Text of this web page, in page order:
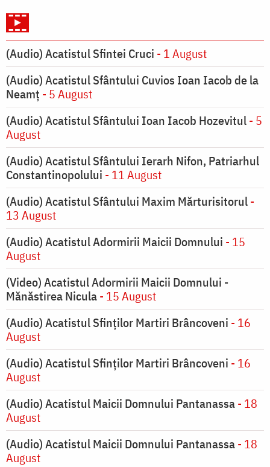
(Audio) Acatistul Sfintei Cruci - 1 August
(Audio) Acatistul Sfântului Cuvios Ioan Iacob de la
Neamț - 5 August
(Audio) Acatistul Sfântului Ioan Iacob Hozevitul- 5
August
(Audio) Acatistul Sfântului Ierarh Nifon, Patriarhul
Constantinopolului - 11 August
(Audio) Acatistul Sfântului Maxim Mărturisitorul-
13 August
(Audio) Acatistul Adormirii Maicii Domnului - 15
August
(Video) Acatistul Adormirii Maicii Domnului -
Mănăstirea Nicula- 15 August
(Audio) Acatistul Sfinților Martiri Brâncoveni - 16
August
(Audio) Acatistul Sfinților Martiri Brâncoveni - 16
August
(Audio) Acatistul Maicii Domnului Pantanassa- 18
August
(Audio) Acatistul Maicii Domnului Pantanassa- 18
August